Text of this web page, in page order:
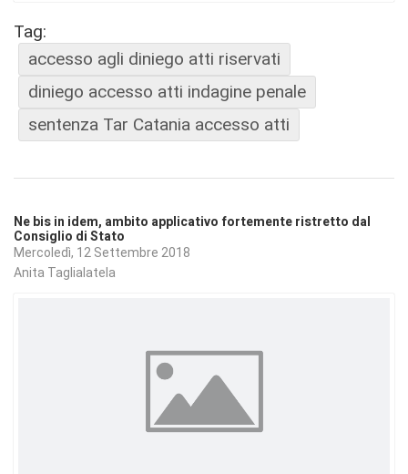
Tag:
accesso agli diniego atti riservati
diniego accesso atti indagine penale
sentenza Tar Catania accesso atti
Ne bis in idem, ambito applicativo fortemente ristretto dal
Consiglio di Stato
Mercoledì, 12 Settembre 2018
Anita Taglialatela